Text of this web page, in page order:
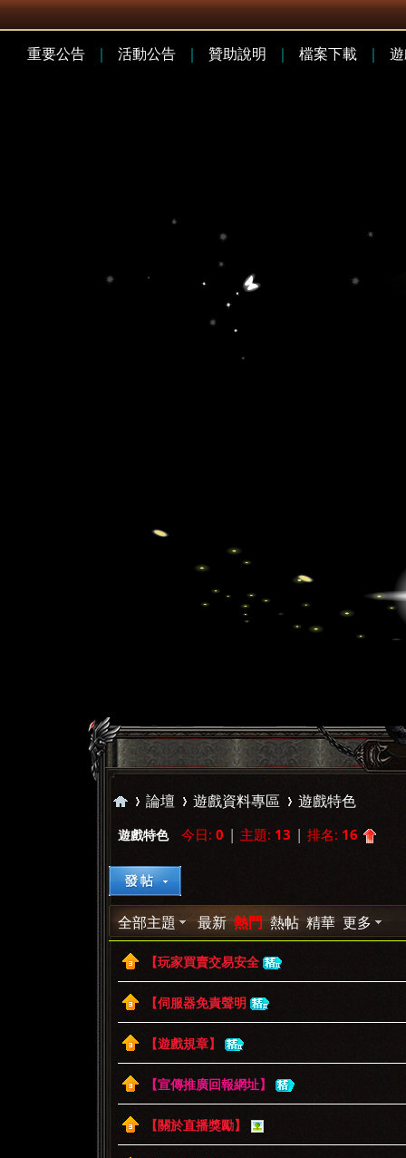
»
論壇 遊戲資料專區 遊戲特色
遊戲特色 今日: 0 | 主題: 13 | 排名: 16
全部主題 最新 熱門 熱帖 精華 更多
【玩家買賣交易安全
【伺服器免責聲明
【遊戲規章】
【宣傳推廣回報網址】
【關於直播獎勵】